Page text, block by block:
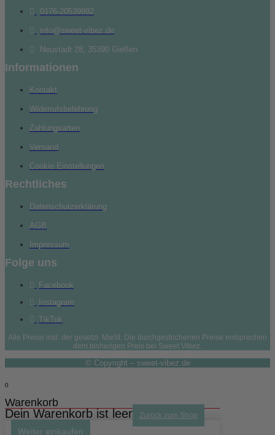
0176-20539992
info@sweet-vibez.de
Neustadt 28, 35390 Gießen
Informationen
Kontakt
Widerrufsbelehrung
Zahlungsarten
Versand
Cookie Einstellungen
Rechtliches
Datenschutzerklärung
AGB
Impressum
Folge uns
Facebook
Instagram
TikTok
Alle Preise inkl. der gesetzl. MwSt. Die durchgestrichenen Preise entsprechen
dem bisherigen Preis bei Sweet Vibez.
© Copyright – sweet-vibez.de
0
Warenkorb
Dein Warenkorb ist leer Zurück zum Shop
Weiter einkaufen